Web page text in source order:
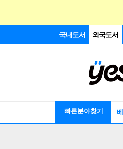
국내도서 외국도서
빠른분야찾기